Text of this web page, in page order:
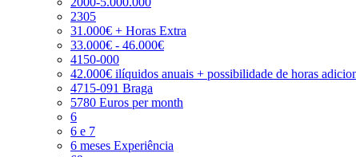
2305
31.000€ + Horas Extra
33.000€ - 46.000€
4150-000
42.000€ ilíquidos anuais + possibilidade de horas
4715-091 Braga
5780 Euros per month
6
6 e 7
6 meses Experiência